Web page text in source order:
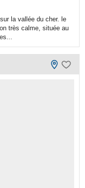
la vallée du cher. le
très calme, située au